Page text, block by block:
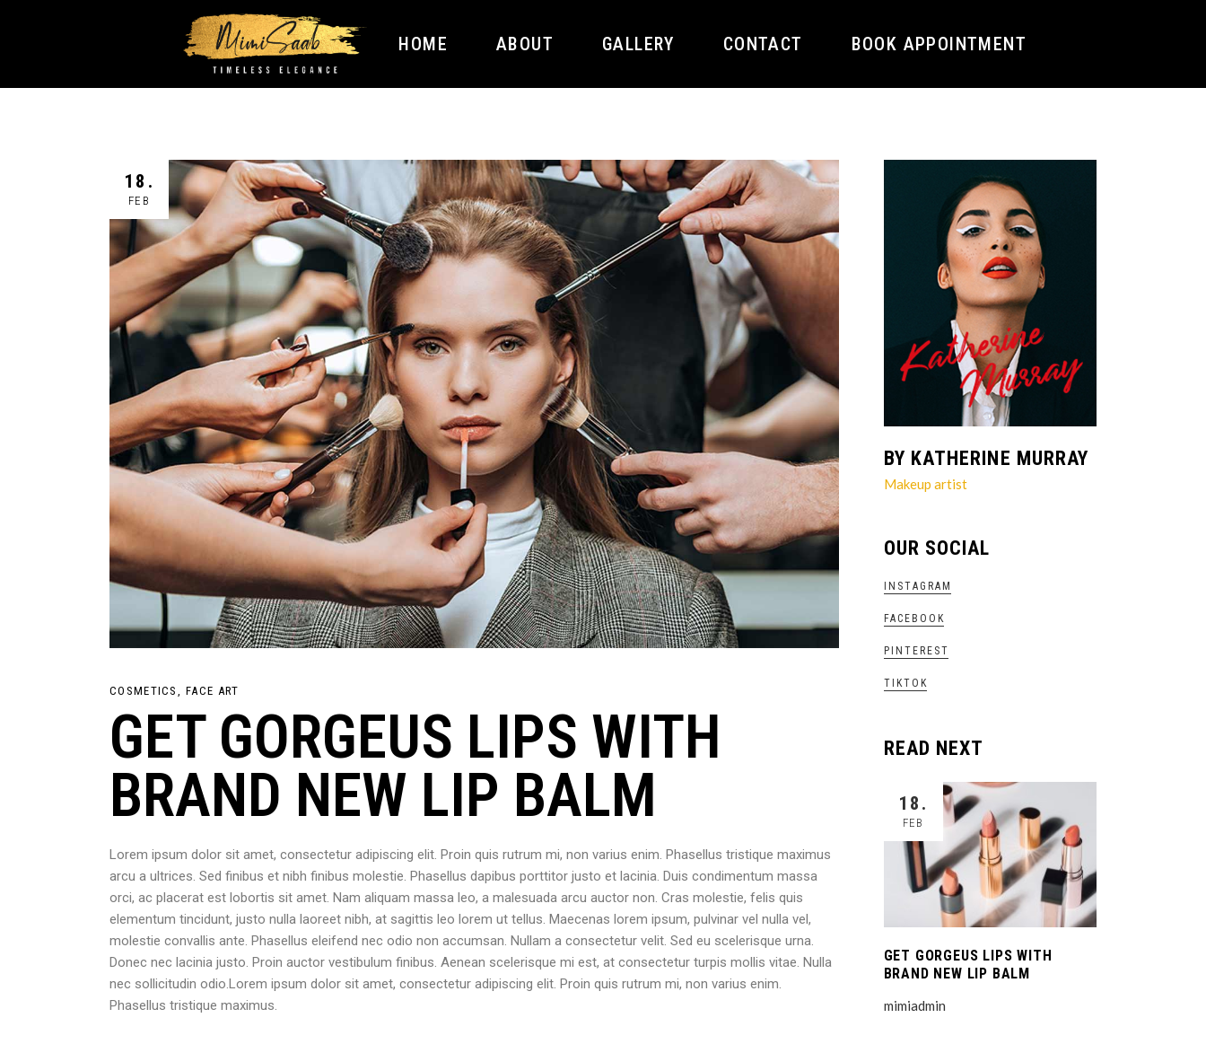
HOME ABOUT GALLERY CONTACT BOOK APPOINTMENT
18.
FEB
COSMETICS FACE ART
GET GORGEUS LIPS WITH
BRAND NEW LIP BALM
Lorem ipsum dolor sit amet, consectetur adipiscing elit. Proin quis rutrum mi, non varius enim. Phasellus tristique maximus
arcu a ultrices. Sed finibus et nibh finibus molestie. Phasellus dapibus porttitor justo et lacinia. Duis condimentum massa
orci, ac placerat est lobortis sit amet. Nam aliquam massa leo, a malesuada arcu auctor non. Cras molestie, felis quis
elementum tincidunt, justo nulla laoreet nibh, at sagittis leo lorem ut tellus. Maecenas lorem ipsum, pulvinar vel nulla vel,
molestie convallis ante. Phasellus eleifend nec odio non accumsan. Nullam a consectetur velit. Sed eu scelerisque urna.
Donec nec lacinia justo. Proin auctor vestibulum finibus. Aenean scelerisque mi est, at consectetur turpis mollis vitae. Nulla
nec sollicitudin odio.Lorem ipsum dolor sit amet, consectetur adipiscing elit. Proin quis rutrum mi, non varius enim.
Phasellus tristique maximus.
BY KATHERINE MURRAY
Makeup artist
OUR SOCIAL
INSTAGRAM
FACEBOOK
PINTEREST
TIKTOK
READ NEXT
18.
FEB
GET GORGEUS LIPS WITH
BRAND NEW LIP BALM
mimiadmin